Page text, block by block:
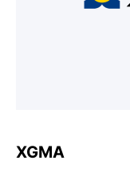
XGMA